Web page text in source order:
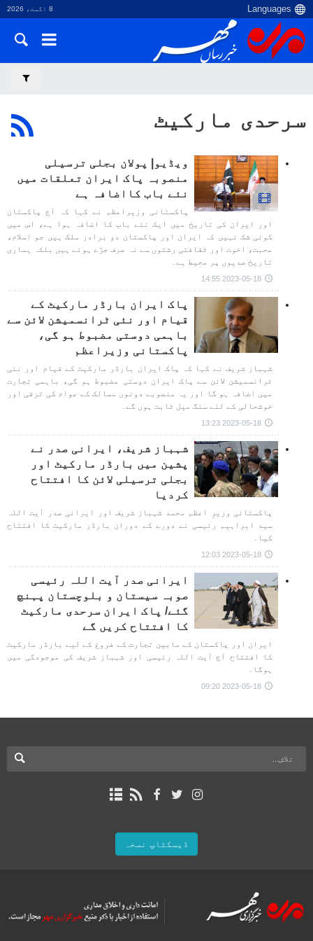
8 اگست، 2026
سرحدی مارکیٹ
ویڈیو| پولان بجلی ترسیلی
منصوبہ پاک ایران تعلقات میں
نئے باب کااضافہ ہے
پاکستانی وزیراعظم نے کہا کہ آج پاکستان
اور ایران کی تاریخ میں ایک نئے باب کا اضافہ ہوا ہے، اس میں
کوئی شک نہیں کہ ایران اور پاکستان دو برادر ملک ہیں جو اسلام،
محبت، اخوت اور ثقافتی رشتوں سے نہ صرف جڑے ہوئے ہیں بلکہ ہماری
تاریخ صدیوں پر محیط ہے۔
2023-05-18 14:55
پاک ایران بارڈر مارکیٹ کے
قیام اور نئی ٹرانسمیشن لائن سے
باہمی دوستی مضبوط ہو گی،
پاکستانی وزیراعظم
شہباز شریف نے کہا کہ پاک ایران بارڈر مارکیٹ کے قیام اور نئی
ٹرانسمیشن لائن سے پاک ایران دوستی مضبوط ہو گی، باہمی تجارت
میں اضافہ ہو گا اور یہ منصوبے دونوں ممالک کے عوام کی ترقی اور
خوشحالی کے لئے سنگ میل ثابت ہوں گے۔
2023-05-18 13:23
شہباز شریف، ایرانی صدر نے
پشین میں بارڈر مارکیٹ اور
بجلی ترسیلی لائن کا افتتاح
کردیا
پاکستانی وزیرِ اعظم محمد شہباز شریف اور ایرانی صدر آیت اللہ
سید ابراہیم رئیسی نے دورے کے دوران بارڈر مارکیٹ کا افتتاح
کیا۔
2023-05-18 12:03
ایرانی صدر آیت اللہ رئیسی
صوبہ سیستان و بلوچستان پہنچ
گئے/ پاک ایران سرحدی مارکیٹ
کا افتتاح کریں گے
ایران اور پاکستان کے مابین تجارت کے فروغ کے لیے بارڈر مارکیٹ
کا افتتاح آج آیت اللہ رئیسی اور شہباز شریف کی موجودگی میں
ہوگا۔
2023-05-18 09:20
ڈیسکٹاپ نسخہ